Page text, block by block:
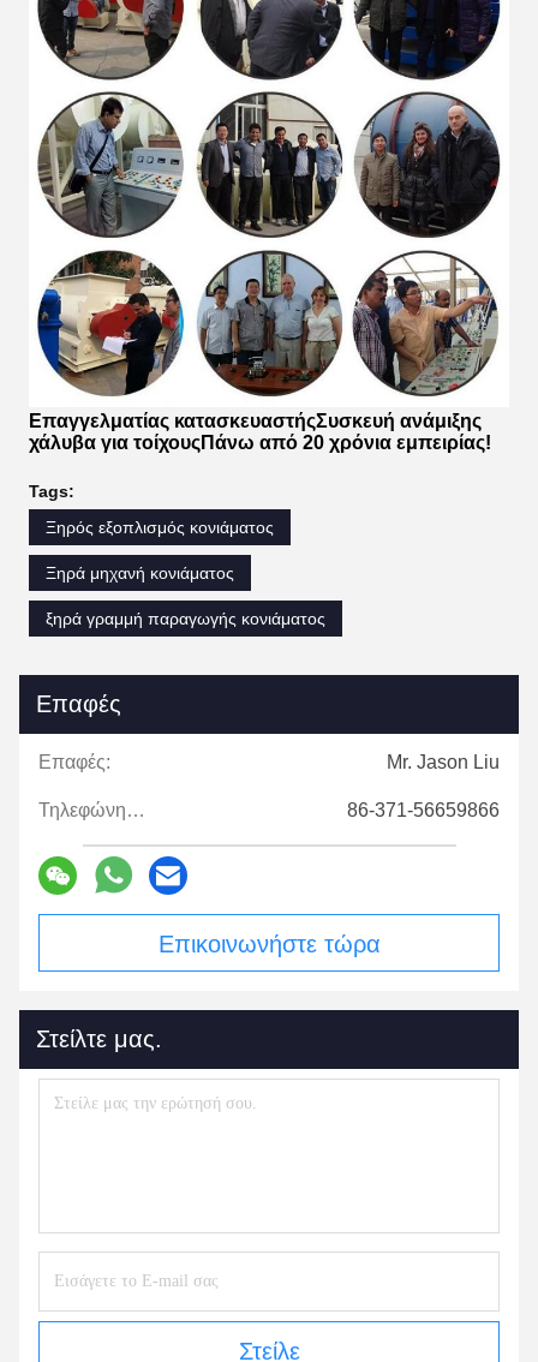
Επαγγελματίας κατασκευαστήςΣυσκευή ανάμιξης
χάλυβα για τοίχουςΠάνω από 20 χρόνια εμπειρίας!
Tags:
Ξηρός εξοπλισμός κονιάματος
Ξηρά μηχανή κονιάματος
ξηρά γραμμή παραγωγής κονιάματος
Επαφές
Επαφές: Mr. Jason Liu
Τηλεφώνημα: 86-371-56659866
Επικοινωνήστε τώρα
Στείλτε μας.
Στείλε